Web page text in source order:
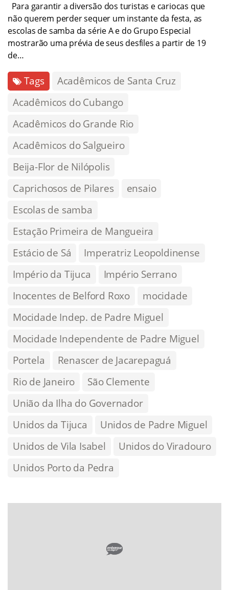
Para garantir a diversão dos turistas e cariocas que
não querem perder sequer um instante da festa, as
escolas de samba da série A e do Grupo Especial
mostrarão uma prévia de seus desfiles a partir de 19
de…
Tags
Acadêmicos de Santa Cruz
Acadêmicos do Cubango
Acadêmicos do Grande Rio
Acadêmicos do Salgueiro
Beija-Flor de Nilópolis
Caprichosos de Pilares
ensaio
Escolas de samba
Estação Primeira de Mangueira
Estácio de Sá
Imperatriz Leopoldinense
Império da Tijuca
Império Serrano
Inocentes de Belford Roxo
mocidade
Mocidade Indep. de Padre Miguel
Mocidade Independente de Padre Miguel
Portela
Renascer de Jacarepaguá
Rio de Janeiro
São Clemente
União da Ilha do Governador
Unidos da Tijuca
Unidos de Padre Miguel
Unidos de Vila Isabel
Unidos do Viradouro
Unidos Porto da Pedra